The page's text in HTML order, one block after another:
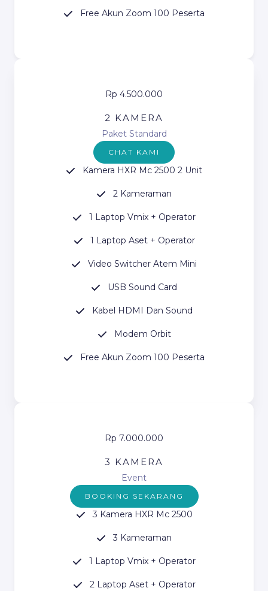
Free Akun Zoom 100 Peserta
Rp 4.500.000
2 KAMERA
Paket Standard
CHAT KAMI
Kamera HXR Mc 2500 2 Unit
2 Kameraman
1 Laptop Vmix + Operator
1 Laptop Aset + Operator
Video Switcher Atem Mini
USB Sound Card
Kabel HDMI Dan Sound
Modem Orbit
Free Akun Zoom 100 Peserta
Rp 7.000.000
3 KAMERA
Event
BOOKING SEKARANG
3 Kamera HXR Mc 2500
3 Kameraman
1 Laptop Vmix + Operator
2 Laptop Aset + Operator